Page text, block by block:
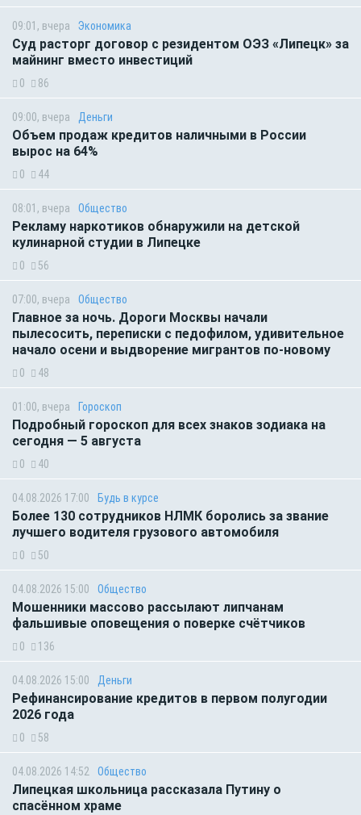
09:01, вчера Экономика
Суд расторг договор с резидентом ОЭЗ «Липецк» за
майнинг вместо инвестиций
0 86
09:00, вчера Деньги
Объем продаж кредитов наличными в России
вырос на 64%
0 44
08:01, вчера Общество
Рекламу наркотиков обнаружили на детской
кулинарной студии в Липецке
0 56
07:00, вчера Общество
Главное за ночь. Дороги Москвы начали
пылесосить, переписки с педофилом, удивительное
начало осени и выдворение мигрантов по-новому
0 48
01:00, вчера Гороскоп
Подробный гороскоп для всех знаков зодиака на
сегодня — 5 августа
0 40
04.08.2026 17:00 Будь в курсе
Более 130 сотрудников НЛМК боролись за звание
лучшего водителя грузового автомобиля
0 50
04.08.2026 15:00 Общество
Мошенники массово рассылают липчанам
фальшивые оповещения о поверке счётчиков
0 136
04.08.2026 15:00 Деньги
Рефинансирование кредитов в первом полугодии
2026 года
0 58
04.08.2026 14:52 Общество
Липецкая школьница рассказала Путину о
спасённом храме